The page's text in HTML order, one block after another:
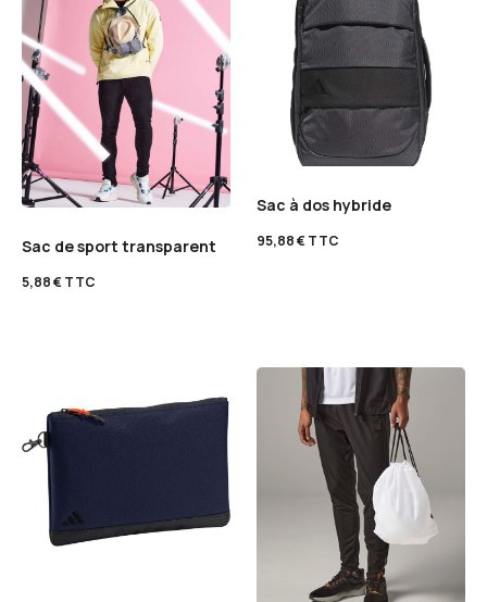
Sac de sport transparent
5,88€TTC
Sac à dos hybride
95,88€TTC